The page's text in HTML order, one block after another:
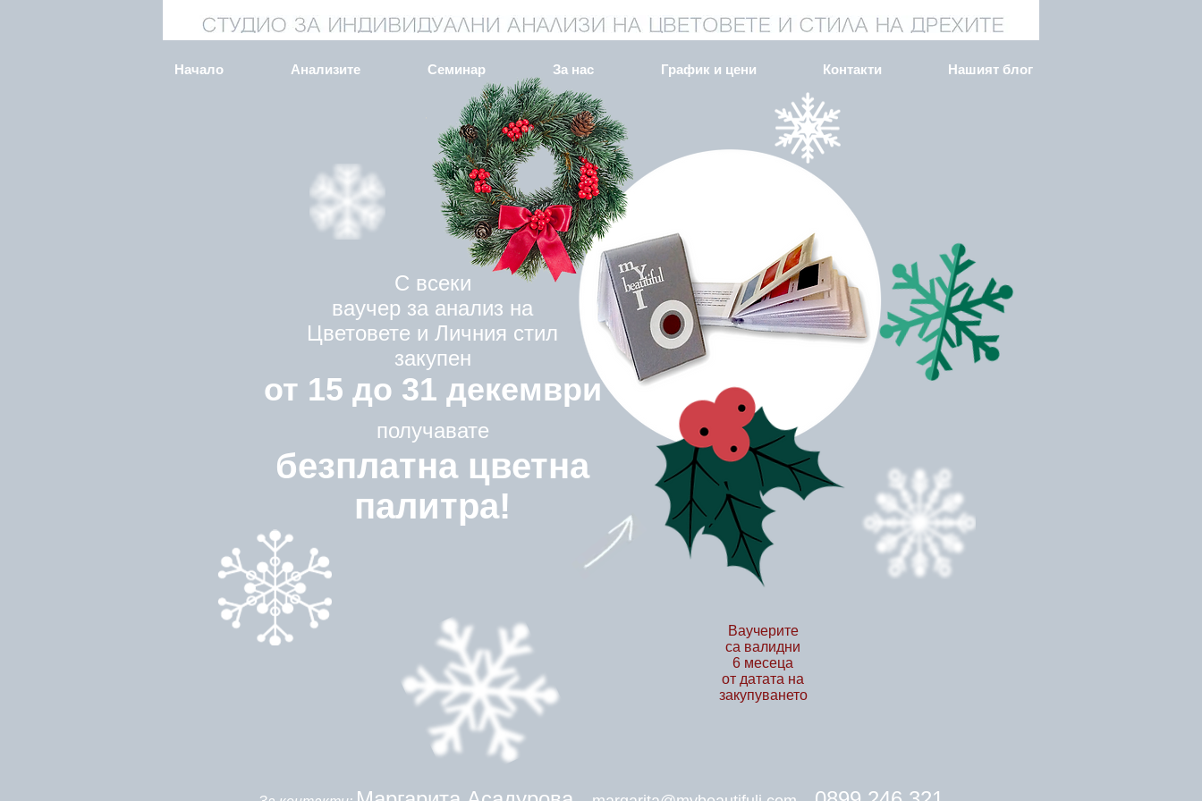
Начало Анализите Семинар За нас График и цени Контакти Нашият блог
С всеки
ваучер за анализ на
Цветовете и Личния стил
закупен
от 15 до 31 декември
получавате
безплатна цветна
палитра!
Ваучерите
са валидни
6 месеца
от датата на
закупуването